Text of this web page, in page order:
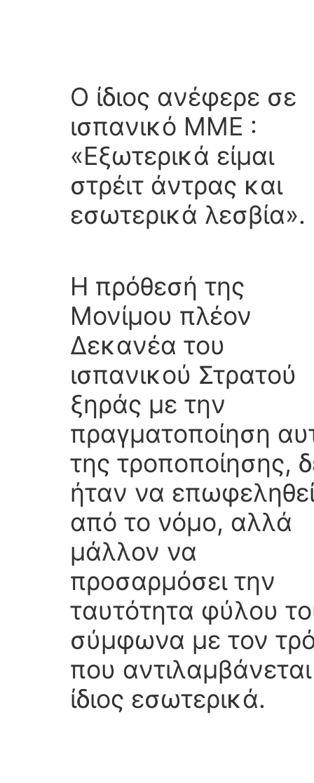
Ο ίδιος ανέφερε σε
ισπανικό ΜΜΕ :
«Εξωτερικά είμαι
στρέιτ άντρας και
εσωτερικά λεσβία».
Η πρόθεσή της
Μονίμου πλέον
Δεκανέα του
ισπανικού Στρατού
ξηράς με την
πραγματοποίηση
της τροποποίησης,
ήταν να
από το νόμο, αλλά
μάλλον να
προσαρμόσει την
ταυτότητα φύλου
σύμφωνα με τον
που
ίδιος εσωτερικά.